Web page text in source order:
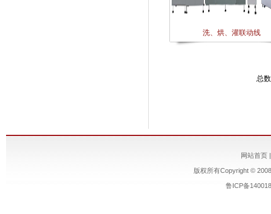
洗、烘、灌联动线
总
网站首页
版权所有Copyright ©
鲁ICP备